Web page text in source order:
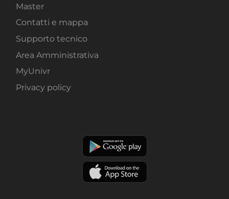
Master
Contatti e mappa
Supporto tecnico
Area Amministrativa
MyUnivr
Privacy policy